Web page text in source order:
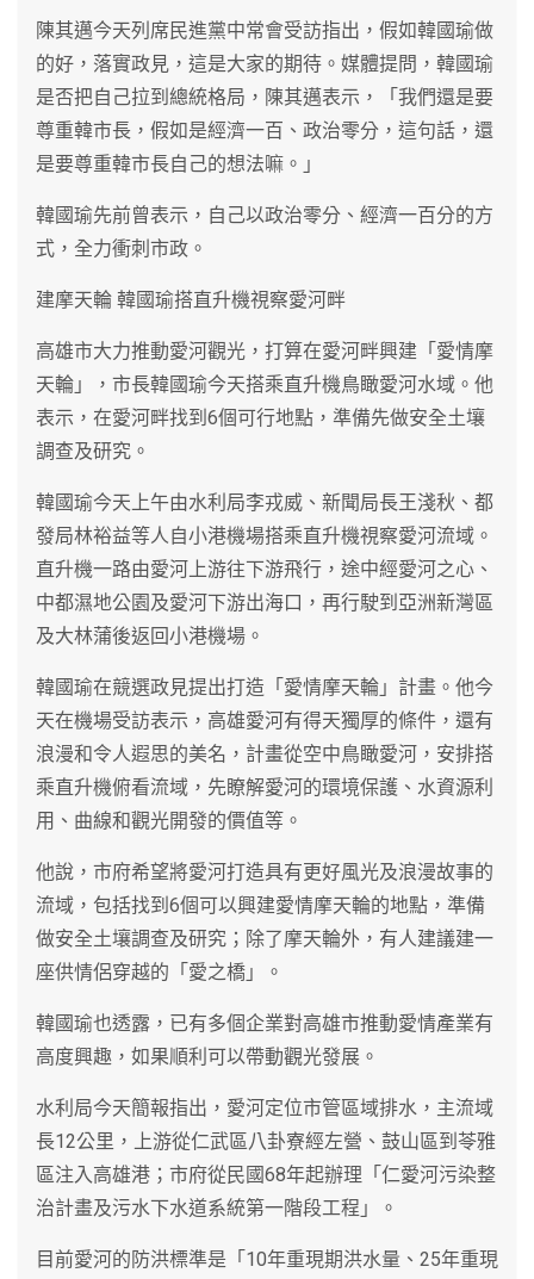
陳其邁今天列席民進黨中常會受訪指出，假如韓國瑜做
的好，落實政見，這是大家的期待。媒體提問，韓國瑜
是否把自己拉到總統格局，陳其邁表示，「我們還是要
尊重韓市長，假如是經濟一百、政治零分，這句話，還
是要尊重韓市長自己的想法嘛。」
韓國瑜先前曾表示，自己以政治零分、經濟一百分的方
式，全力衝刺市政。
建摩天輪 韓國瑜搭直升機視察愛河畔
高雄市大力推動愛河觀光，打算在愛河畔興建「愛情摩
天輪」，市長韓國瑜今天搭乘直升機鳥瞰愛河水域。他
表示，在愛河畔找到6個可行地點，準備先做安全土壤
調查及研究。
韓國瑜今天上午由水利局李戎威、新聞局長王淺秋、都
發局林裕益等人自小港機場搭乘直升機視察愛河流域。
直升機一路由愛河上游往下游飛行，途中經愛河之心、
中都濕地公園及愛河下游出海口，再行駛到亞洲新灣區
及大林蒲後返回小港機場。
韓國瑜在競選政見提出打造「愛情摩天輪」計畫。他今
天在機場受訪表示，高雄愛河有得天獨厚的條件，還有
浪漫和令人遐思的美名，計畫從空中鳥瞰愛河，安排搭
乘直升機俯看流域，先瞭解愛河的環境保護、水資源利
用、曲線和觀光開發的價值等。
他說，市府希望將愛河打造具有更好風光及浪漫故事的
流域，包括找到6個可以興建愛情摩天輪的地點，準備
做安全土壤調查及研究；除了摩天輪外，有人建議建一
座供情侶穿越的「愛之橋」。
韓國瑜也透露，已有多個企業對高雄市推動愛情產業有
高度興趣，如果順利可以帶動觀光發展。
水利局今天簡報指出，愛河定位市管區域排水，主流域
長12公里，上游從仁武區八卦寮經左營、鼓山區到苓雅
區注入高雄港；市府從民國68年起辦理「仁愛河污染整
治計畫及污水下水道系統第一階段工程」。
目前愛河的防洪標準是「10年重現期洪水量、25年重現